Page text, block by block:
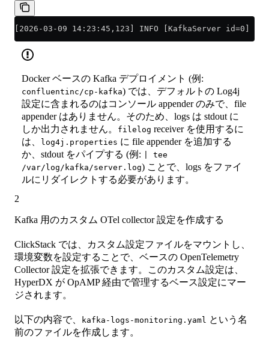
[2026-03-09 14:23:45,123] INFO [KafkaServer id=0]
Docker ベースの Kafka デプロイメント (例:
confluentinc/cp-kafka) では、デフォルトの Log4j
設定に含まれるのはコンソール appender のみで、file
appender はありません。そのため、logs は stdout に
しか出力されません。
filelog receiver を使用するに
は、
log4j.properties に file appender を追加する
か、stdout をパイプする (例:
| tee
/var/log/kafka/server.log) ことで、logs をファイ
ルにリダイレクトする必要があります。
2
Kafka 用のカスタム OTel collector 設定を作成する
ClickStack では、カスタム設定ファイルをマウントし、
環境変数を設定することで、ベースの OpenTelemetry
Collector 設定を拡張できます。このカスタム設定は、
HyperDX が OpAMP 経由で管理するベース設定にマー
ジされます。
以下の内容で、 kafka-logs-monitoring.yaml という名
前のファイルを作成します。